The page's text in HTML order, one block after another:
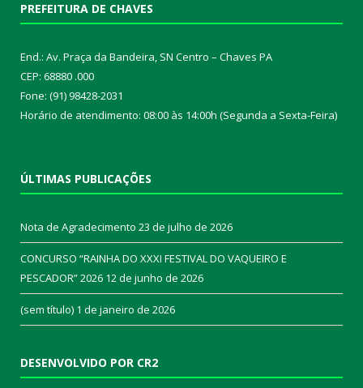
PREFEITURA DE CHAVES
End.: Av. Praça da Bandeira, SN Centro – Chaves PA
CEP: 68880 .000
Fone: (91) 98428-2031
Horário de atendimento: 08:00 às 14:00h (Segunda a Sexta-Feira)
ÚLTIMAS PUBLICAÇÕES
Nota de Agradecimento 23 de julho de 2026
CONCURSO “RAINHA DO XXXI FESTIVAL DO VAQUEIRO E
PESCADOR” 2026 12 de junho de 2026
(sem título) 1 de janeiro de 2026
DESENVOLVIDO POR CR2